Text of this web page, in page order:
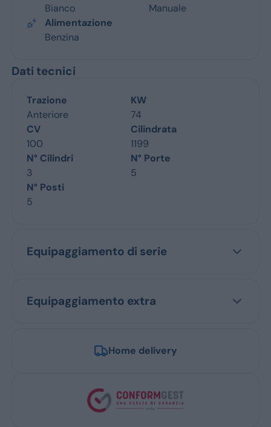
Bianco
Manuale
Alimentazione
Benzina
Dati tecnici
Trazione
Anteriore
KW
74
CV
100
Cilindrata
1199
N° Cilindri
3
N° Porte
5
N° Posti
5
Equipaggiamento di serie
Equipaggiamento extra
Home delivery